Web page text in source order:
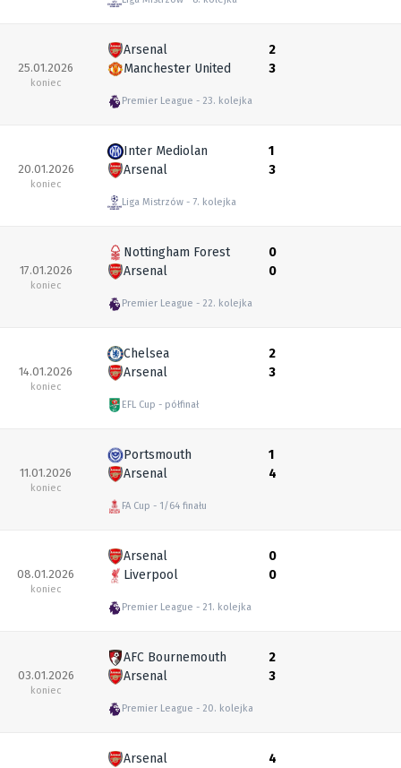
25.01.2026
koniec
Arsenal
Manchester United
Premier League 23. kolejka
2
3
20.01.2026
koniec
Inter Mediolan
Arsenal
Liga Mistrzów 7. kolejka
1
3
17.01.2026
koniec
Nottingham Forest
Arsenal
Premier League 22. kolejka
0
0
14.01.2026
koniec
Chelsea
Arsenal
EFL Cup półfinał
2
3
11.01.2026
koniec
Portsmouth
Arsenal
FA Cup 1/64 finału
1
4
08.01.2026
koniec
Arsenal
Liverpool
Premier League 21. kolejka
0
0
03.01.2026
koniec
AFC Bournemouth
Arsenal
Premier League 20. kolejka
2
3
Arsenal
4